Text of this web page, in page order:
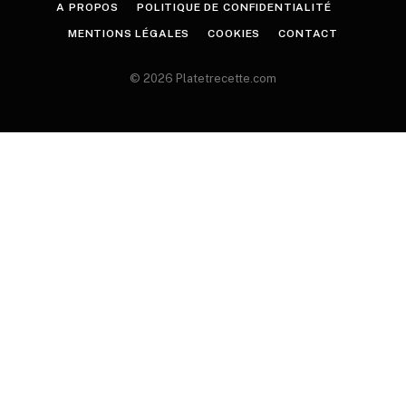
A PROPOS POLITIQUE DE CONFIDENTIALITÉ
MENTIONS LÉGALES COOKIES CONTACT
© 2026 Platetrecette.com